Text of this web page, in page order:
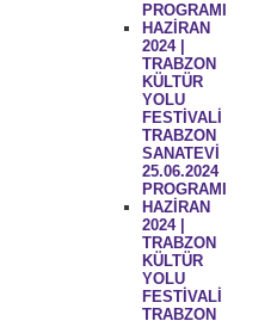
PROGRAMI
HAZİRAN
2024 |
TRABZON
KÜLTÜR
YOLU
FESTİVALİ
TRABZON
SANATEVİ
25.06.2024
PROGRAMI
HAZİRAN
2024 |
TRABZON
KÜLTÜR
YOLU
FESTİVALİ
TRABZON